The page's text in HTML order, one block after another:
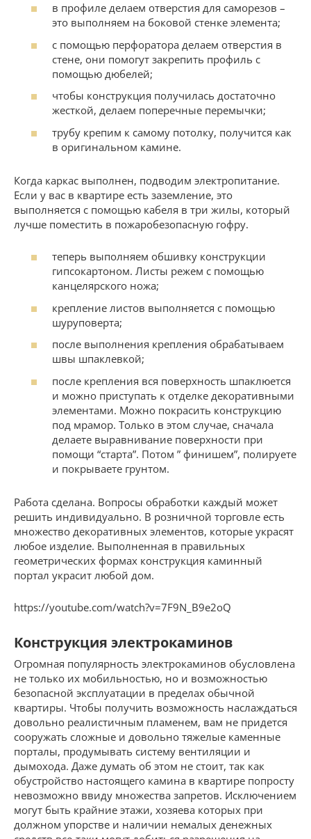
в профиле делаем отверстия для саморезов –
это выполняем на боковой стенке элемента;
с помощью перфоратора делаем отверстия в
стене, они помогут закрепить профиль с
помощью дюбелей;
чтобы конструкция получилась достаточно
жесткой, делаем поперечные перемычки;
трубу крепим к самому потолку, получится как
в оригинальном камине.
Когда каркас выполнен, подводим электропитание.
Если у вас в квартире есть заземление, это
выполняется с помощью кабеля в три жилы, который
лучше поместить в пожаробезопасную гофру.
теперь выполняем обшивку конструкции
гипсокартоном. Листы режем с помощью
канцелярского ножа;
крепление листов выполняется с помощью
шуруповерта;
после выполнения крепления обрабатываем
швы шпаклевкой;
после крепления вся поверхность шпаклюется
и можно приступать к отделке декоративными
элементами. Можно покрасить конструкцию
под мрамор. Только в этом случае, сначала
делаете выравнивание поверхности при
помощи “старта”. Потом ” финишем”, полируете
и покрываете грунтом.
Работа сделана. Вопросы обработки каждый может
решить индивидуально. В розничной торговле есть
множество декоративных элементов, которые украсят
любое изделие. Выполненная в правильных
геометрических формах конструкция каминный
портал украсит любой дом.
https://youtube.com/watch?v=7F9N_B9e2oQ
Конструкция электрокаминов
Огромная популярность электрокаминов обусловлена
не только их мобильностью, но и возможностью
безопасной эксплуатации в пределах обычной
квартиры. Чтобы получить возможность наслаждаться
довольно реалистичным пламенем, вам не придется
сооружать сложные и довольно тяжелые каменные
порталы, продумывать систему вентиляции и
дымохода. Даже думать об этом не стоит, так как
обустройство настоящего камина в квартире попросту
невозможно ввиду множества запретов. Исключением
могут быть крайние этажи, хозяева которых при
должном упорстве и наличии немалых денежных